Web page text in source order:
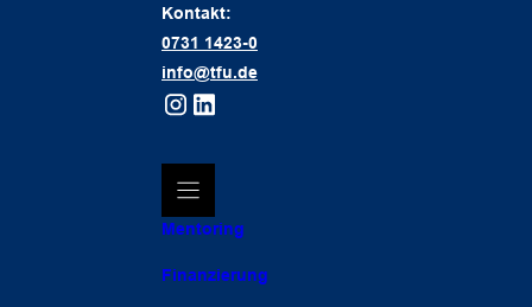
Kontakt:
0731 1423-0
info@tfu.de
Mentoring
Finanzierung